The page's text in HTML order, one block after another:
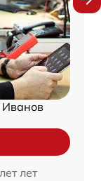
Иванов
лет